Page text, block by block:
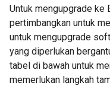
Untuk mengupgrade ke
pertimbangkan untuk
untuk mengupgrade
yang diperlukan
tabel di bawah untuk
memerlukan langkah